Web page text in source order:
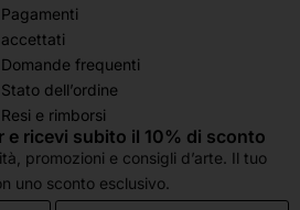
Pagamenti
accettati
Domande frequenti
Stato dell’ordine
Resi e rimborsi
e ricevi subito il 10% di sconto
promozioni e consigli d’arte. Il tuo
uno sconto esclusivo.